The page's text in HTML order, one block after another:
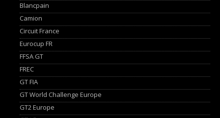
Blancpain
Camion
Circuit France
Eurocup FR
FFSA GT
FREC
GT FIA
GT World Challenge Europe
GT2 Europe